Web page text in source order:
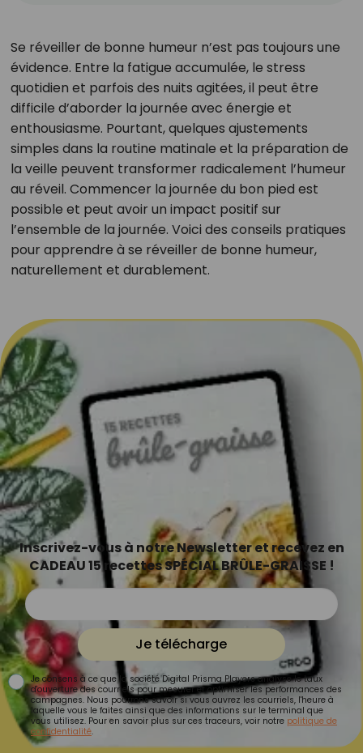
Se réveiller de bonne humeur n’est pas toujours une
évidence. Entre la fatigue accumulée, le stress
quotidien et parfois des nuits agitées, il peut être
difficile d’aborder la journée avec énergie et
enthousiasme. Pourtant, quelques ajustements
simples dans la routine matinale et la préparation de
la veille peuvent transformer radicalement l’humeur
au réveil. Commencer la journée du bon pied est
possible et peut avoir un impact positif sur
l’ensemble de la journée. Voici des conseils pratiques
pour apprendre à se réveiller de bonne humeur,
naturellement et durablement.
Inscrivez-vous à notre Newsletter et recevez en
CADEAU 15 recettes SPÉCIAL BRÛLE-GRAISSE !
Je télécharge
Je consens à ce que la société Digital Prisma Players analyse le taux
d'ouverture des courriels pour mesurer et optimiser les performances des
campagnes. Nous pourrons savoir si vous ouvrez les courriels, l'heure à
laquelle vous le faites ainsi que des informations sur le terminal que
vous utilisez. Pour en savoir plus sur ces traceurs, voir notre politique de
confidentialité.